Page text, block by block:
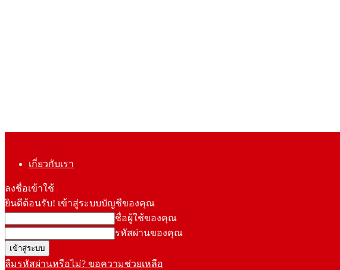
เกี่ยวกับเรา
ลงชื่อเข้าใช้
ยินดีต้อนรับ! เข้าสู่ระบบบัญชีของคุณ
ชื่อผู้ใช้ของคุณ
รหัสผ่านของคุณ
ลืมรหัสผ่านหรือไม่? ขอความช่วยเหลือ